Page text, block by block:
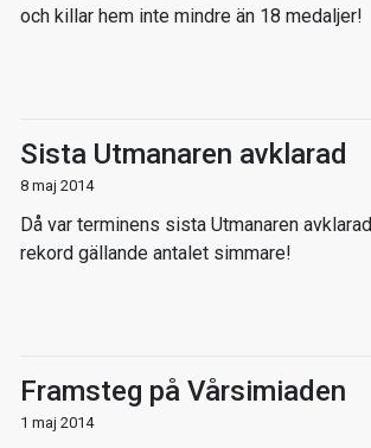
och killar hem inte mindre än 18 medaljer!
Sista Utmanaren avklarad
8 maj 2014
Då var terminens sista Utmanaren
rekord gällande antalet simmare!
Framsteg på Vårsimiaden
1 maj 2014